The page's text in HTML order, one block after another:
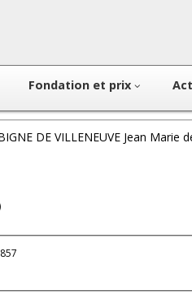
Fondation et prix
DE VILLENEUVE Jean Marie